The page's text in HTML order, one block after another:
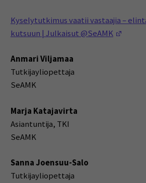
Kyselytutkimus vaatii vastaajia –
kutsuun | Julkaisut @SeAMK
Anmari Viljamaa
Tutkijayliopettaja
SeAMK
Marja Katajavirta
Asiantuntija, TKI
SeAMK
Sanna Joensuu-Salo
Tutkijayliopettaja